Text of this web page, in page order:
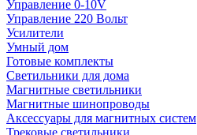
Управление 0-10V
Управление 220 Вольт
Усилители
Умный дом
Готовые комплекты
Светильники для дома
Магнитные светильники
Магнитные шинопроводы
Аксессуары для магнитных систем
Трековые светильники